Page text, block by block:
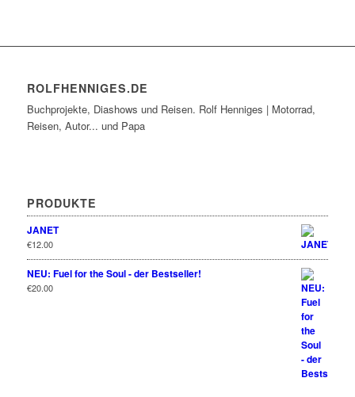
ROLFHENNIGES.DE
Buchprojekte, Diashows und Reisen. Rolf Henniges | Motorrad,
Reisen, Autor... und Papa
PRODUKTE
JANET
€12.00
NEU: Fuel for the Soul - der Bestseller!
€20.00